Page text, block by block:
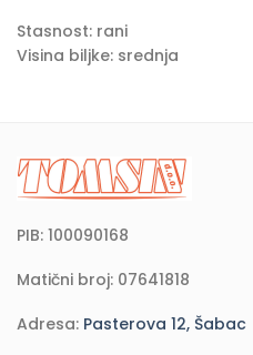
Stasnost: rani
Visina biljke: srednja
PIB: 100090168
Matični broj: 07641818
Adresa: Pasterova 12, Šabac